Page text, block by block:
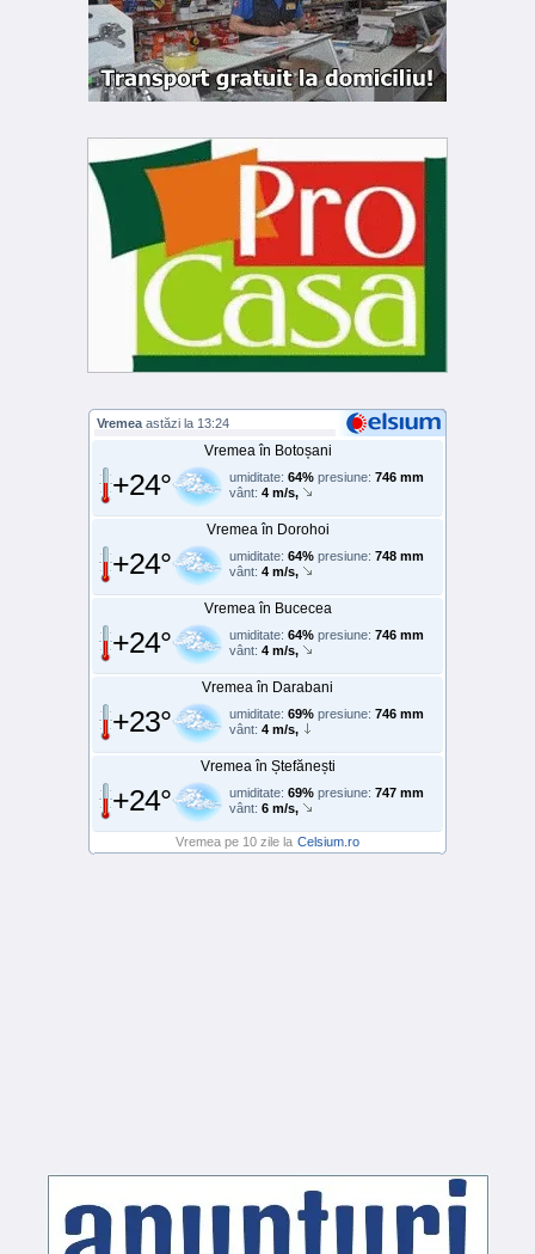
Vremea astăzi la 13:24
Vremea în Botoșani
+24° umiditate: 64% presiune: 746 mm
vânt: 4 m/s,
Vremea în Dorohoi
+24° umiditate: 64% presiune: 748 mm
vânt: 4 m/s,
Vremea în Bucecea
+24° umiditate: 64% presiune: 746 mm
vânt: 4 m/s,
Vremea în Darabani
+23° umiditate: 69% presiune: 746 mm
vânt: 4 m/s,
Vremea în Ștefănești
+24° umiditate: 69% presiune: 747 mm
vânt: 6 m/s,
Vremea pe 10 zile la Celsium.ro